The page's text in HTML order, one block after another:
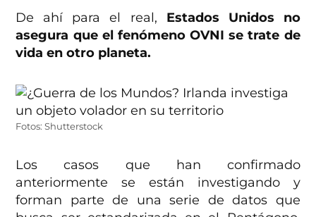
De ahí para el real, Estados Unidos no
asegura que el fenómeno OVNI se trate de
vida en otro planeta.
Fotos: Shutterstock
Los casos que han confirmado
anteriormente se están investigando y
forman parte de una serie de datos que